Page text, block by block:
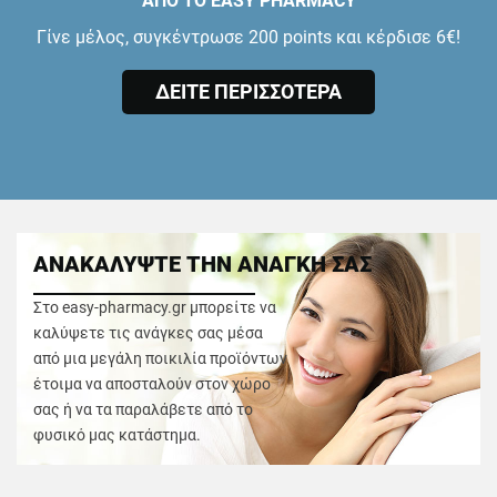
Γίνε μέλος, συγκέντρωσε 200 points και κέρδισε 6€!
ΔΕΙΤΕ ΠΕΡΙΣΣΟΤΕΡΑ
ΑΝΑΚΑΛΥΨΤΕ ΤΗΝ ΑΝΑΓΚΗ ΣΑΣ
Στο easy-pharmacy.gr μπορείτε να
καλύψετε τις ανάγκες σας μέσα
από μια μεγάλη ποικιλία προϊόντων
έτοιμα να αποσταλούν στον χώρο
σας ή να τα παραλάβετε από το
φυσικό μας κατάστημα.